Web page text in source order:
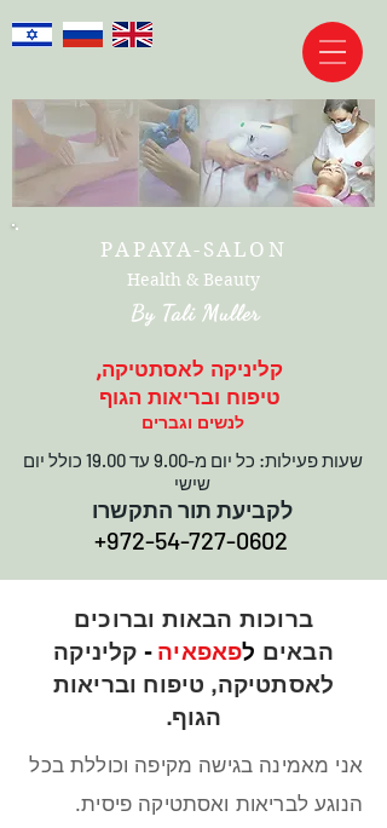
לנשים וגברים
שעות פעילות: כל יום מ-9.00 עד 19.00 כולל יום
שישי
+972-54-727-0602
לקביעת תור התקשרו
קליניקה לאסתטיקה,
טיפוח ובריאות הגוף
PAPAYA-SALON
Health & Beauty
ברוכות הבאות וברוכים
הבאים לפאפאיה- קליניקה
לאסתטיקה, טיפוח ובריאות
הגוף.
אני מאמינה בגישה מקיפה וכוללת בכל
הנוגע לבריאות ואסתטיקה פיסית.